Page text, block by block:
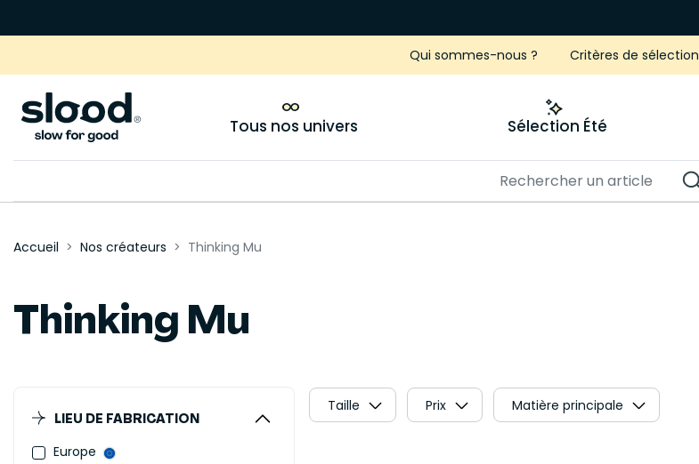
Qui sommes-nous ? Critères de sélection
Tous nos univers Sélection Été
Accueil Nos créateurs Thinking Mu
Thinking Mu
LIEU DE FABRICATION
Europe
Taille Prix Matière principale